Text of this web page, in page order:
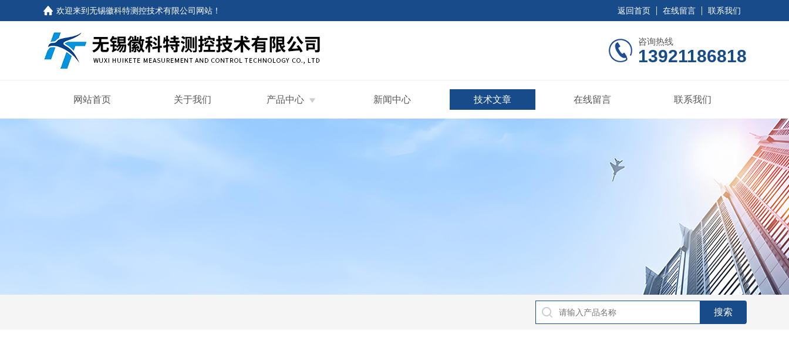
欢迎来到无锡徽科特测控技术有限公司网站 ！ 返回首页 在线留言 联系我们
咨询热线
13921186818
网站首页 关于我们 产品中心 新闻中心 技术文章 在线留言 联系我们